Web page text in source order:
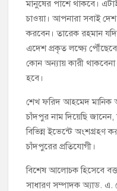
মানুষের পাশে থাকবে।
চাওয়া। আপনারা সবাই
করবেন। তারেক রহমান যদি
এদেশ প্রকৃত লক্ষ্যে
কোন অন্যায় কারী
হবে।
শেখ ফরিদ আহমেদ
চাঁদপুর নাম দিয়েছি
বিভিন্ন ইভেন্টে অংশগ্রহণ
চাঁদপুরের প্রতিযোগী।
বিশেষ আলোচক হিসেবে
সাধারণ সম্পাদক অ্যাড. এ.